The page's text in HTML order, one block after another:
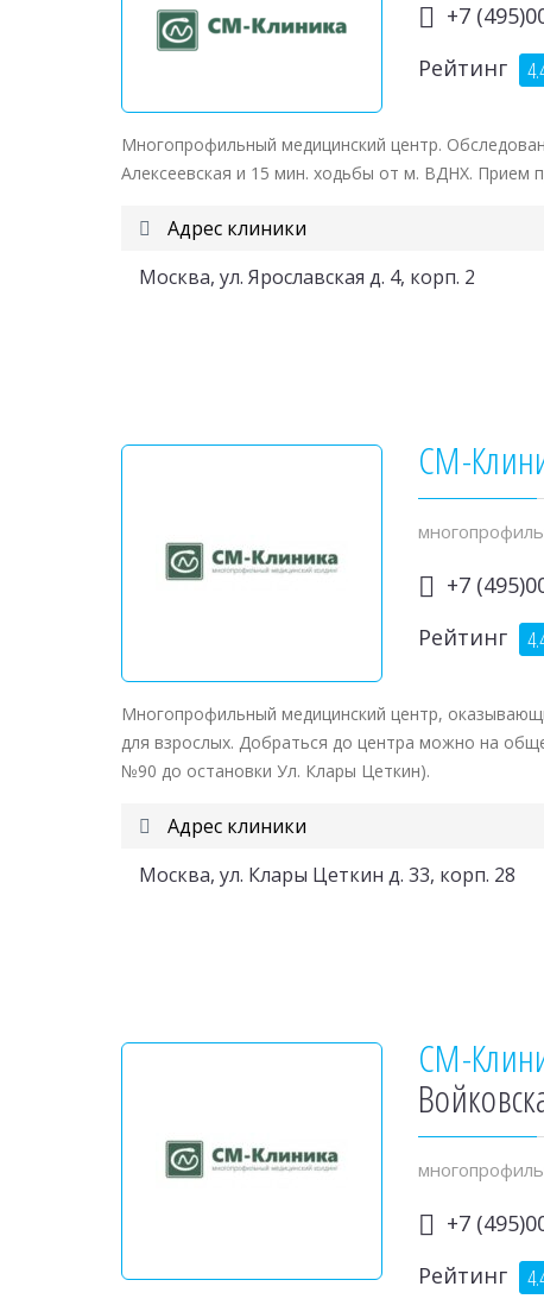
+7
Рейтинг
Многопрофильный медицинский центр.
Алексеевская и 15 мин. ходьбы от м. ВДНХ. Прием
Адрес клиники
Москва, ул. Ярославская д. 4, корп. 2
СМ-
+7
Рейтинг
Многопрофильный медицинский центр,
для взрослых. Добраться до центра можно на
№90 до остановки Ул. Клары Цеткин).
Адрес клиники
Москва, ул. Клары Цеткин д. 33, корп. 28
СМ-
+7
Рейтинг